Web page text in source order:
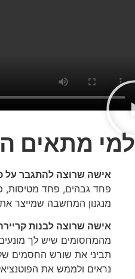
למי מתאים
אישה שרוצה להתגבר על
פחד גבהים, פחד מטיסות,
מנגנון המחשבה שמייצר
אישה שרוצה לבנות
מהמחסומים שיש לך
תביני את שורש החסמים
נראים ולממש את